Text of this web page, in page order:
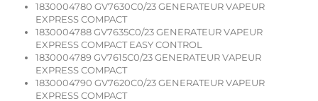
1830004780 GV7630C0/23 GENERATEUR VAPEUR
EXPRESS COMPACT
1830004788 GV7635C0/23 GENERATEUR VAPEUR
EXPRESS COMPACT EASY CONTROL
1830004789 GV7615C0/23 GENERATEUR VAPEUR
EXPRESS COMPACT
1830004790 GV7620C0/23 GENERATEUR VAPEUR
EXPRESS COMPACT